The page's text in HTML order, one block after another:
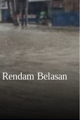
Belasan